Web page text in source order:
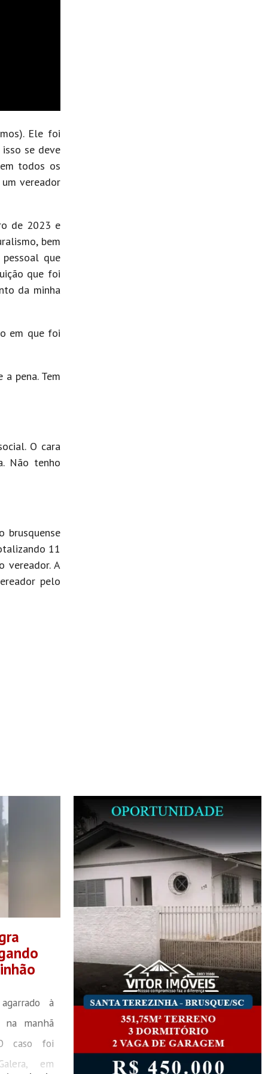
Ele foi
se deve
todos os
vereador
de 2023 e
bem
que
que foi
da minha
em que foi
pena. Tem
O cara
Não tenho
brusquense
11
vereador. A
pelo
à
na manhã
caso foi
em